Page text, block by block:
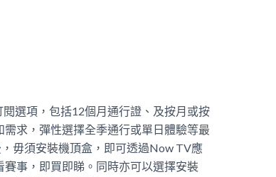
選項，包括12個月通行證、及按月或按
求，彈性選擇全季通行或單日體驗等最
毋須安裝機頂盒，即可透過Now TV應
事，即買即睇。同時亦可以選擇安裝